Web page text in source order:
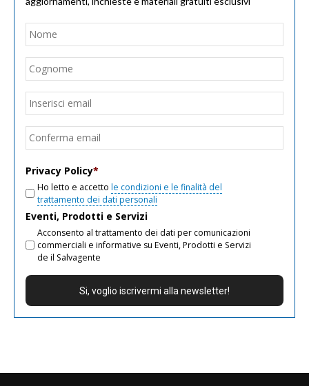
Nome
Email
Privacy Policy*
Ho letto e accetto le condizioni e le finalità del
trattamento dei dati personali
Eventi, Prodotti e Servizi
Acconsento al trattamento dei dati per comunicazioni
commerciali e informative su Eventi, Prodotti e Servizi
de il Salvagente